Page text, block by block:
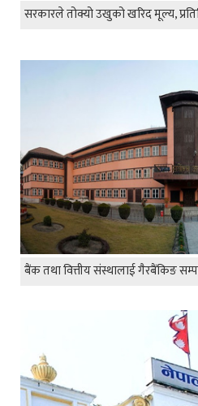
सरकारले तोक्यो उखुको खरिद मूल्य,
बैंक तथा वित्तीय संस्थालाई गैरबैंकिङ